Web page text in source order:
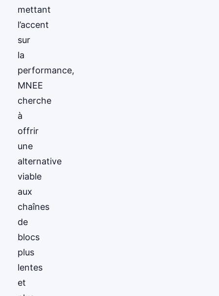
mettant
l’accent
sur
la
performance,
MNEE
cherche
à
offrir
une
alternative
viable
aux
chaînes
de
blocs
plus
lentes
et